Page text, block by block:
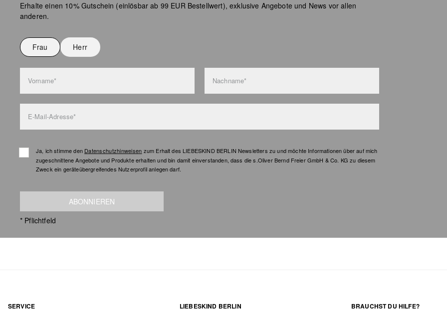
Erhalte einen 10% Gutschein (einlösbar ab 99 EUR Bestellwert), exklusive Angebote und News vor allen
anderen.
Frau Herr
Vorname* Nachname*
E-Mail-Adresse*
Ja, ich stimme den Datenschutzhinweisen zum Erhalt des LIEBESKIND BERLIN Newsletters zu und möchte Informationen über auf mich
zugeschnittene Angebote und Produkte erhalten und bin damit einverstanden, dass die s.Oliver Bernd Freier GmbH & Co. KG zu diesem
Zweck ein geräteübergreifendes Nutzerprofil anlegen darf.
ABONNIEREN
* Pflichtfeld
SERVICE LIEBESKIND BERLIN BRAUCHST DU HILFE?